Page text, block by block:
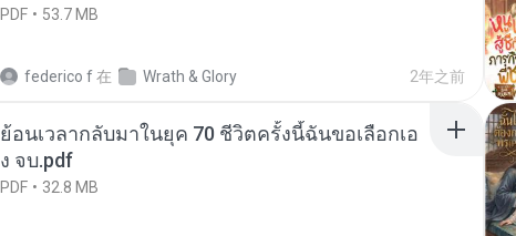
PDF 53.7 MB
federico f在 Wrath & Glory 2年之前
ย้อนเวลากลับมาในยุค 70 ชีวิตครั้งนี้ฉันขอเลือกเอ
ง จบ.pdf
PDF 32.8 MB